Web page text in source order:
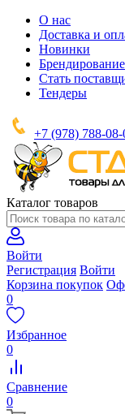
О нас
Доставка и
Новинки
Брендирование
Стать
Тендеры
+7 (978) 788-08-
Каталог товаров
Войти
Регистрация Войти
Корзина покупок
0
Избранное
0
Сравнение
0